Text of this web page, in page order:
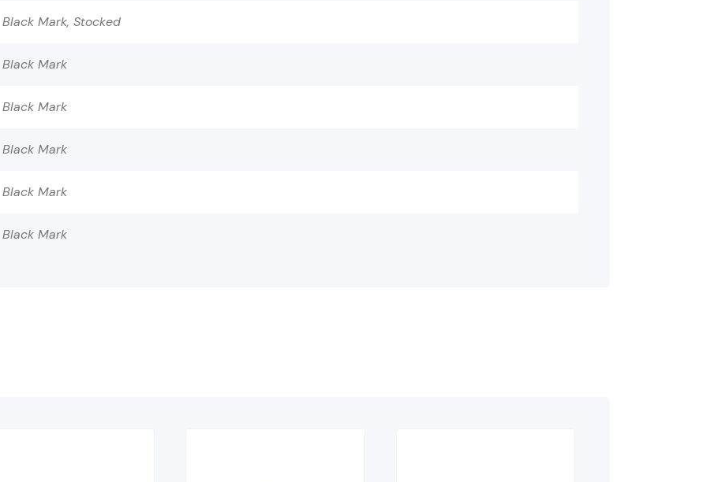
Black Mark, Stocked
Black Mark
Black Mark
Black Mark
Black Mark
Black Mark